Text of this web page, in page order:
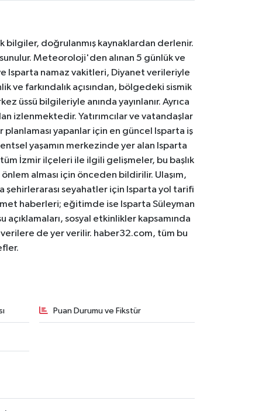
bilgiler, doğrulanmış kaynaklardan derlenir.
Meteoroloji'den alınan 5 günlük ve
Isparta namaz vakitleri, Diyanet verileriyle
ve farkındalık açısından, bölgedeki sismik
üssü bilgileriyle anında yayınlanır. Ayrıca
izlenmektedir. Yatırımcılar ve vatandaşlar
planlaması yapanlar için en güncel Isparta iş
yaşamın merkezinde yer alan Isparta
tüm İzmir ilçeleri ile ilgili gelişmeler, bu başlık
alması için önceden bildirilir. Ulaşım,
şehirlerarası seyahatler için Isparta yol tarifi
haberleri; eğitimde ise Isparta Süleyman
sosyal etkinlikler kapsamında
de yer verilir. haber32.com, tüm bu
Puan Durumu ve Fikstür